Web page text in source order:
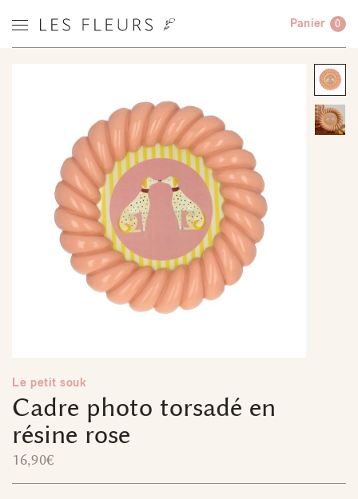
Panier 0
Le petit souk
Cadre photo torsadé en
résine rose
16,90€